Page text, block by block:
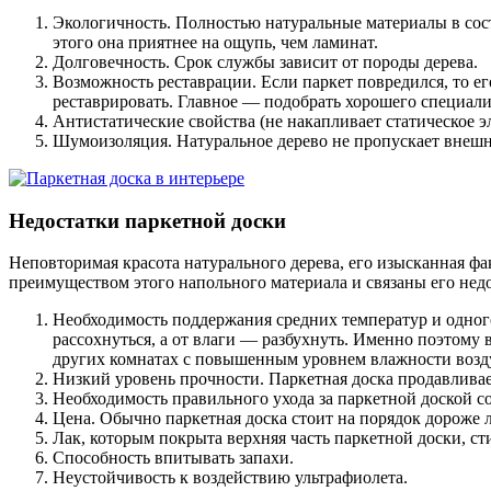
Экологичность. Полностью натуральные материалы в
этого она приятнее на ощупь, чем ламинат.
Долговечность. Срок службы зависит от породы дерева.
Возможность реставрации. Если паркет повредился, то
реставрировать. Главное — подобрать хорошего
Антистатические свойства (не накапливает статическое
Шумоизоляция. Натуральное дерево не пропускает
Недостатки паркетной доски
Неповторимая красота натурального дерева, его
преимуществом этого напольного материала и связаны его
Необходимость поддержания средних температур и
рассохнуться, а от влаги — разбухнуть. Именно
других комнатах с повышенным уровнем влажности
Низкий уровень прочности. Паркетная доска
Необходимость правильного ухода за паркетной доской
Цена. Обычно паркетная доска стоит на порядок дороже
Лак, которым покрыта верхняя часть паркетной доски,
Способность впитывать запахи.
Неустойчивость к воздействию ультрафиолета.